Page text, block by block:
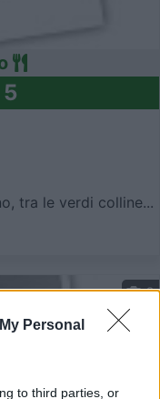
Personal
to third parties, or
5
tra le verdi colline...
0